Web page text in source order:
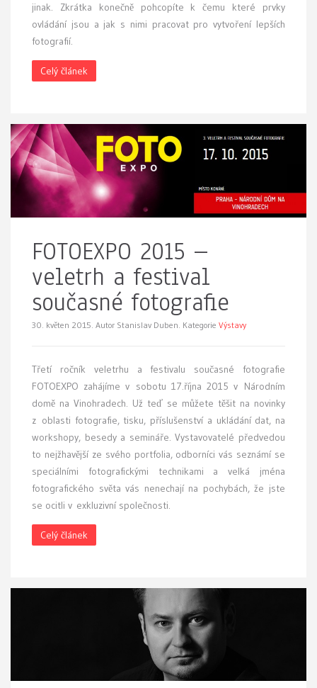
jinak. Zkrátka konečně pohcopíte k čemu které prvky
ovládání jsou a jak s nimi pracovat pro vytvoření lepších
fotografií.
Celý článek
FOTOEXPO 2015 –
veletrh a festival
současné fotografie
30. květen 2015. Autor Stanislav Duben. Kategorie Výstavy
Třetí ročník veletrhu a festivalu současné fotografie
FOTOEXPO zahájíme v sobotu 17.října 2015 v Národním
domě na Vinohradech. Už teď se můžete těšit na novinky
z oblasti fotografie, tisku, příslušenství a ukládání dat, na
workshopy, besedy a semináře. Vystavovatelé předvedou
to nejžhavější ze svého portfolia, odborníci vás seznámí se
speciálními fotografickými technikami a velká jména
fotografického světa vás nenechají na pochybách, že jste
se ocitli v exkluzivní společnosti.
Celý článek